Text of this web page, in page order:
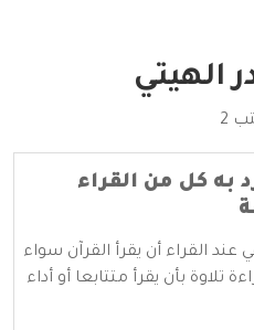
الهيتي
2
به كل من القراء
عند القراء أن يقرأ القرآن سواء
تلاوة بأن يقرأ متتابعا أو أداء